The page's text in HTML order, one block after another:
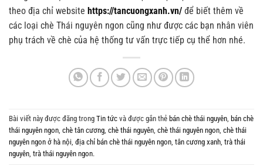
theo địa chỉ website https://tancuongxanh.vn/ để biết thêm về
các loại chè Thái nguyên ngon cũng như được các bạn nhân viên
phụ trách về chè của hệ thống tư vấn trực tiếp cụ thể hơn nhé.
Bài viết này được đăng trong Tin tức và được gắn thẻ bán chè thái nguyên, bán chè
thái nguyên ngon, chè tân cương, chè thái nguyên, chè thái nguyên ngon, chè thái
nguyên ngon ở hà nội, địa chỉ bán chè thái nguyên ngon, tân cương xanh, trà thái
nguyên, trà thái nguyên ngon.